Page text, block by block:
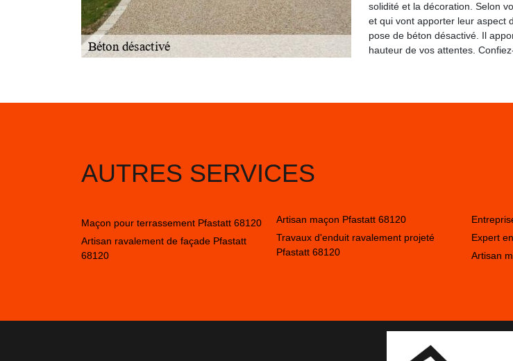
solidité et la décoration. Selon
et qui vont apporter leur aspect
pose de béton désactivé. Il
hauteur de vos attentes.
AUTRES SERVICES
Maçon pour terrassement Pfastatt 68120
Artisan ravalement de façade Pfastatt
68120
Artisan maçon Pfastatt 68120
Travaux d'enduit ravalement projeté
Pfastatt 68120
Expert
Artisan